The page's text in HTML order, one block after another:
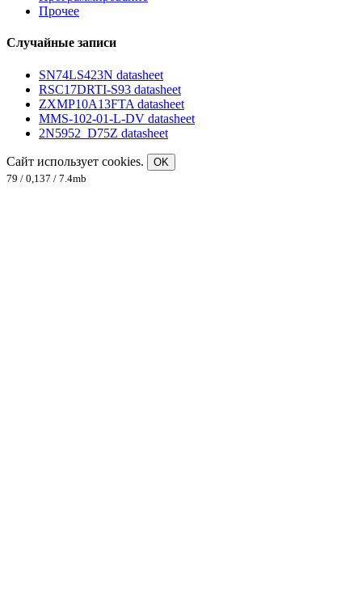
Прочее
Случайные записи
SN74LS423N datasheet
RSC17DRTI-S93 datasheet
ZXMP10A13FTA datasheet
MMS-102-01-L-DV datasheet
2N5952_D75Z datasheet
Сайт использует cookies.
OK
79 / 0,137 / 7.4mb